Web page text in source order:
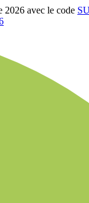
2026 avec le code